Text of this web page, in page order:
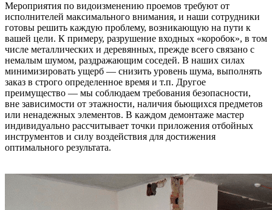
Мероприятия по видоизменению проемов требуют от
исполнителей максимального внимания, и наши сотрудники
готовы решить каждую проблему, возникающую на пути к
вашей цели. К примеру, разрушение входных «коробок», в том
числе металлических и деревянных, прежде всего связано с
немалым шумом, раздражающим соседей. В наших силах
минимизировать ущерб — снизить уровень шума, выполнять
заказ в строго определенное время и т.п. Другое
преимущество — мы соблюдаем требования безопасности,
вне зависимости от этажности, наличия бьющихся предметов
или ненадежных элементов. В каждом демонтаже мастер
индивидуально рассчитывает точки приложения отбойных
инструментов и силу воздействия для достижения
оптимального результата.